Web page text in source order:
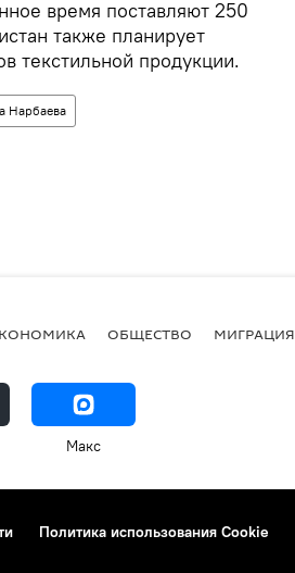
время поставляют 250
также планирует
текстильной продукции.
Нарбаева
ОБЩЕСТВО МИГРАЦИЯ
Макс
Политика использования Cookie